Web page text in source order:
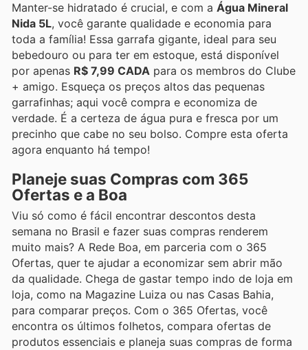
Manter-se hidratado é crucial, e com a Água Mineral
Nida 5L, você garante qualidade e economia para
toda a família! Essa garrafa gigante, ideal para seu
bebedouro ou para ter em estoque, está disponível
por apenas R$ 7,99 CADA para os membros do Clube
+ amigo. Esqueça os preços altos das pequenas
garrafinhas; aqui você compra e economiza de
verdade. É a certeza de água pura e fresca por um
precinho que cabe no seu bolso. Compre esta oferta
agora enquanto há tempo!
Planeje suas Compras com 365
Ofertas e a Boa
Viu só como é fácil encontrar descontos desta
semana no Brasil e fazer suas compras renderem
muito mais? A Rede Boa, em parceria com o 365
Ofertas, quer te ajudar a economizar sem abrir mão
da qualidade. Chega de gastar tempo indo de loja em
loja, como na Magazine Luiza ou nas Casas Bahia,
para comparar preços. Com o 365 Ofertas, você
encontra os últimos folhetos, compara ofertas de
produtos essenciais e planeja suas compras de forma